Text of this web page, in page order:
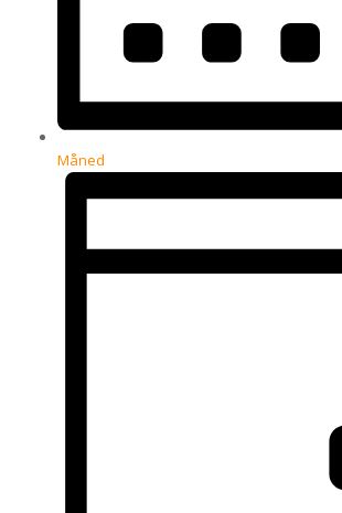
Måned